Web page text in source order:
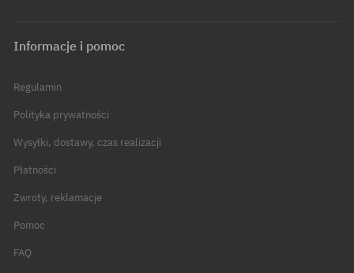
Informacje i pomoc
Regulamin
Polityka prywatności
Wysyłki, dostawy, czas realizacji
Płatności
Zwroty, reklamacje
Pomoc
FAQ